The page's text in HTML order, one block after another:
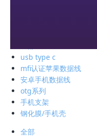
usb type c
mfi认证苹果数据线
安卓手机数据线
otg系列
手机支架
钢化膜/手机壳
全部